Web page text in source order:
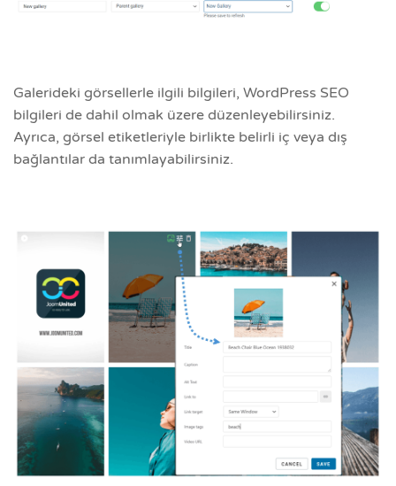
Galerideki görsellerle ilgili bilgileri, WordPress SEO
bilgileri de dahil olmak üzere düzenleyebilirsiniz.
Ayrıca, görsel etiketleriyle birlikte belirli iç veya dış
bağlantılar da tanımlayabilirsiniz.